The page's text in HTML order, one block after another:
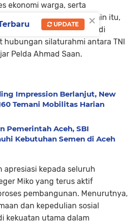
ekonomi warga, serta
anak menuju sekolah. Selain itu,
seperti ini juga menjadi
hubungan silaturahmi antara TNI
Pelda Ahmad Saan.
Impression Berlanjut, New
Temani Mobilitas Harian
Pemerintah Aceh, SBI
Kebutuhan Semen di Aceh
apresiasi kepada seluruh
Miko yang terus aktif
pembangunan. Menurutnya,
dan kepedulian sosial
kekuatan utama dalam
×
UPDATE